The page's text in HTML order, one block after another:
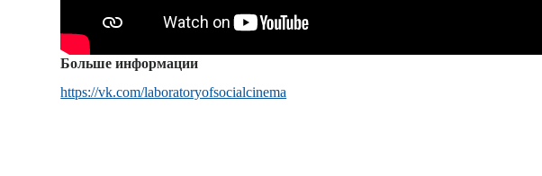
Больше информации
https://vk.com/laboratoryofsocialcinema